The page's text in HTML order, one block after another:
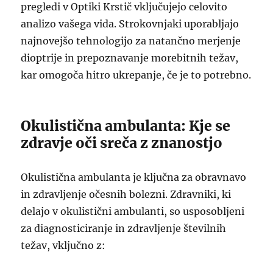
pregledi v Optiki Krstič vključujejo celovito
analizo vašega vida. Strokovnjaki uporabljajo
najnovejšo tehnologijo za natančno merjenje
dioptrije in prepoznavanje morebitnih težav,
kar omogoča hitro ukrepanje, če je to potrebno.
Okulistična ambulanta: Kje se
zdravje oči sreča z znanostjo
Okulistična ambulanta je ključna za obravnavo
in zdravljenje očesnih bolezni. Zdravniki, ki
delajo v okulistični ambulanti, so usposobljeni
za diagnosticiranje in zdravljenje številnih
težav, vključno z: